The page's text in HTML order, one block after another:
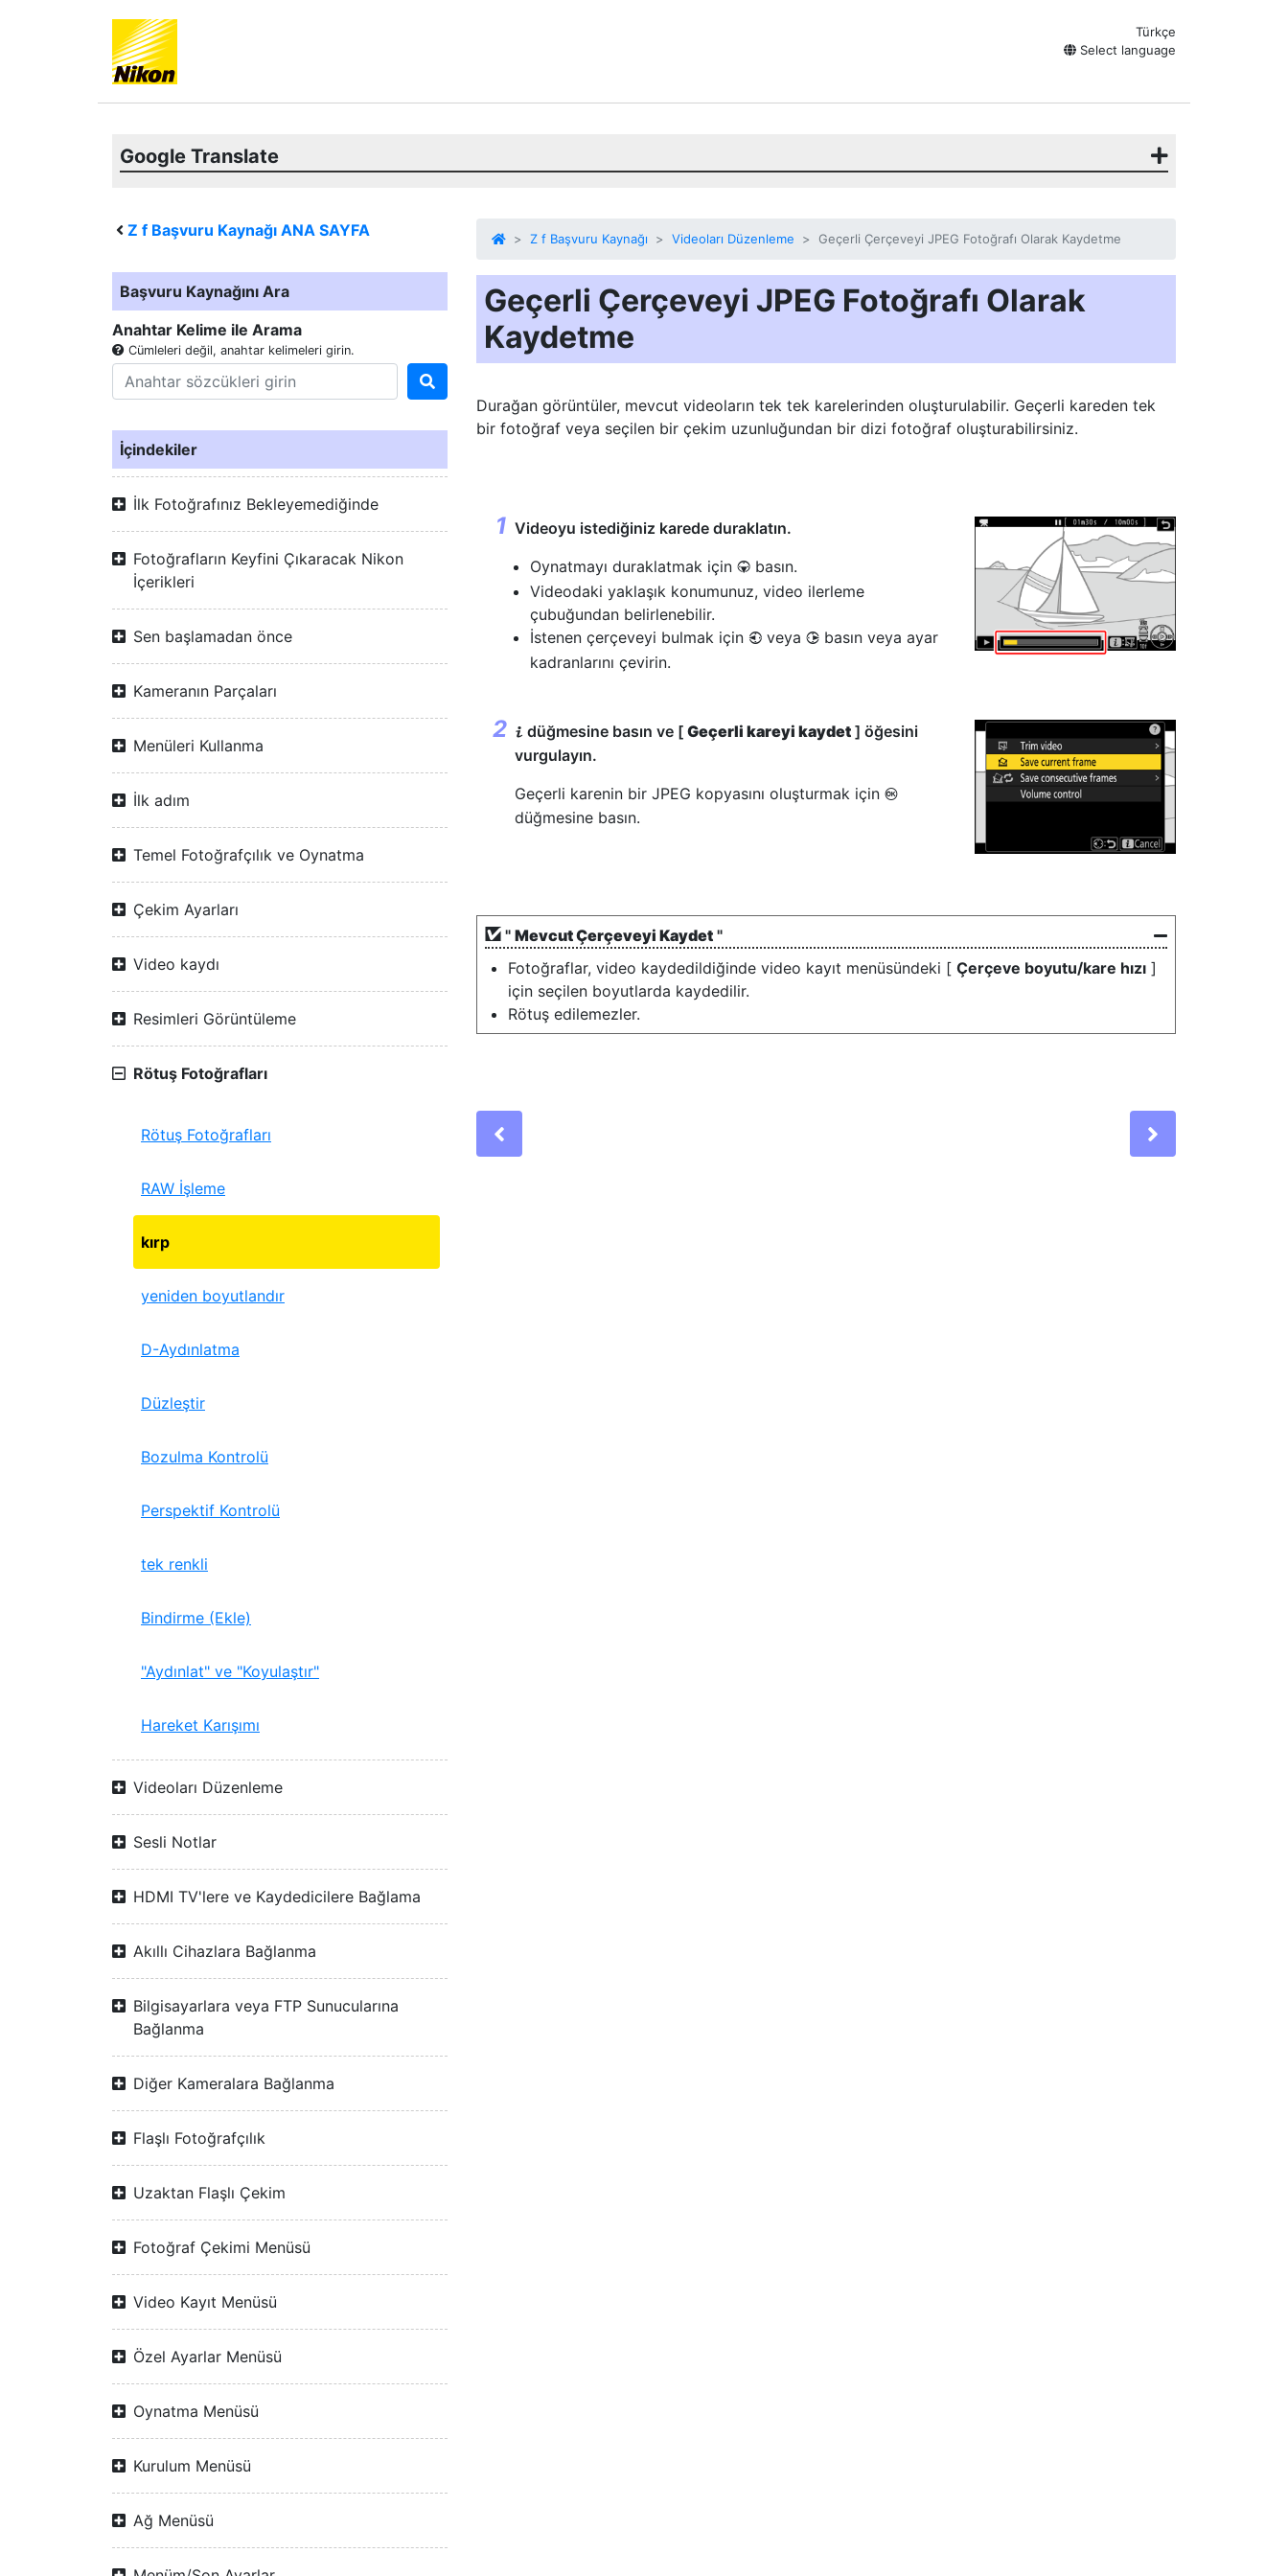
Türkçe
Select language
Google Translate
Z f Başvuru Kaynağı ANA SAYFA
Başvuru Kaynağını Ara
Anahtar Kelime ile Arama
Cümleleri değil, anahtar kelimeleri girin.
İçindekiler
İlk Fotoğrafınız Bekleyemediğinde
Fotoğrafların Keyfini Çıkaracak Nikon
İçerikleri
Sen başlamadan önce
Kameranın Parçaları
Menüleri Kullanma
İlk adım
Temel Fotoğrafçılık ve Oynatma
Çekim Ayarları
Video kaydı
Resimleri Görüntüleme
Rötuş Fotoğrafları
Rötuş Fotoğrafları
RAW İşleme
kırp
yeniden boyutlandır
D-Aydınlatma
Düzleştir
Bozulma Kontrolü
Perspektif Kontrolü
tek renkli
Bindirme (Ekle)
"Aydınlat" ve "Koyulaştır"
Hareket Karışımı
Videoları Düzenleme
Sesli Notlar
HDMI TV'lere ve Kaydedicilere Bağlama
Akıllı Cihazlara Bağlanma
Bilgisayarlara veya FTP Sunucularına
Bağlanma
Diğer Kameralara Bağlanma
Flaşlı Fotoğrafçılık
Uzaktan Flaşlı Çekim
Fotoğraf Çekimi Menüsü
Video Kayıt Menüsü
Özel Ayarlar Menüsü
Oynatma Menüsü
Kurulum Menüsü
Ağ Menüsü
Z f Başvuru Kaynağı Videoları Düzenleme Geçerli Çerçeveyi JPEG Fotoğrafı Olarak Kaydetme
Geçerli Çerçeveyi JPEG Fotoğrafı Olarak
Kaydetme
Durağan görüntüler, mevcut videoların tek tek karelerinden oluşturulabilir. Geçerli kareden tek
bir fotoğraf veya seçilen bir çekim uzunluğundan bir dizi fotoğraf oluşturabilirsiniz.
Videoyu istediğiniz karede duraklatın.
Oynatmayı duraklatmak için 3 basın.
Videodaki yaklaşık konumunuz, video ilerleme
çubuğundan belirlenebilir.
İstenen çerçeveyi bulmak için 4 veya 2 basın veya ayar
kadranlarını çevirin.
i düğmesine basın ve [ Geçerli kareyi kaydet ] öğesini
vurgulayın.
Geçerli karenin bir JPEG kopyasını oluşturmak için J
düğmesine basın.
" Mevcut Çerçeveyi Kaydet "
Fotoğraflar, video kaydedildiğinde video kayıt menüsündeki [ Çerçeve boyutu/kare hızı ]
için seçilen boyutlarda kaydedilir.
Rötuş edilemezler.